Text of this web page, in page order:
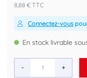
8,88 € TTC
Connectez-vous
En stock livrable
- +